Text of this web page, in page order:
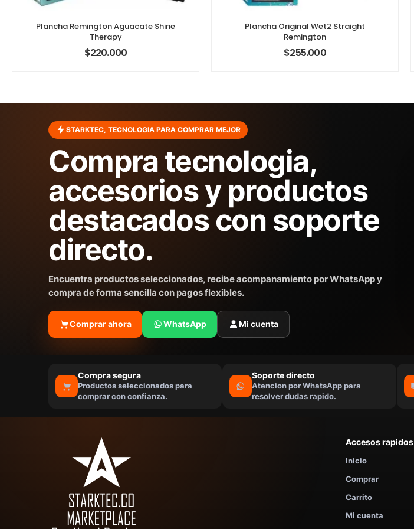
Plancha Remington Aguacate Shine
Therapy
$220.000
Plancha Original Wet2 Straight
Remington
$255.000
STARKTEC, TECNOLOGIA PARA COMPRAR MEJOR
Compra tecnologia,
accesorios y productos
destacados con soporte
directo.
Encuentra productos seleccionados, recibe acompanamiento por WhatsApp y
compra de forma sencilla con pagos flexibles.
Comprar ahora WhatsApp Mi cuenta
Compra segura
Productos seleccionados para
comprar con confianza.
Soporte directo
Atencion por WhatsApp para
resolver dudas rapido.
Accesos rapidos
Inicio
Comprar
Carrito
Mi cuenta